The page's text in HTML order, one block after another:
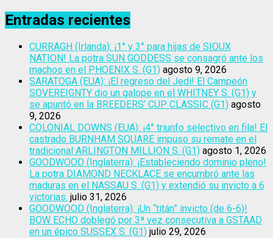
Entradas recientes
CURRAGH (Irlanda): ¡1° y 3° para hijas de SIOUX
NATION! La potra SUN GODDESS se consagró ante los
machos en el PHOENIX S. (G1) agosto 9, 2026
SARATOGA (EUA): ¡El regreso del Jedi! El Campeón
SOVEREIGNTY dio un galope en el WHITNEY S. (G1) y
se apuntó en la BREEDERS’ CUP CLASSIC (G1) agosto
9, 2026
COLONIAL DOWNS (EUA): ¡4° triunfo selectivo en fila! El
castrado BURNHAM SQUARE impuso su remate en el
tradicional ARLINGTON MILLION S. (G1) agosto 1, 2026
GOODWOOD (Inglaterra): ¡Estableciendo dominio pleno!
La potra DIAMOND NECKLACE se encumbró ante las
maduras en el NASSAU S. (G1) y extendió su invicto a 6
victorias. julio 31, 2026
GOODWOOD (Inglaterra): ¡Un “titán” invicto (de 6-6)!
BOW ECHO doblegó por 3ª vez consecutiva a GSTAAD
en un épico SUSSEX S. (G1) julio 29, 2026